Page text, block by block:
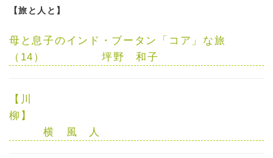
【旅と人と】
母と息子のインド・ブータン「コア」な旅
（14）
坪野 和子
【川
柳】
横 風 人